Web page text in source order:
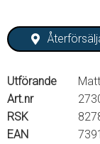
Utförande
Art.nr
RSK
EAN